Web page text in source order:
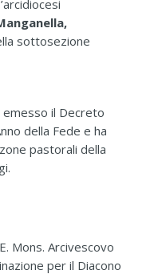
sottosezione
emesso il Decreto
della Fede e ha
pastorali della
Mons. Arcivescovo
per il Diacono